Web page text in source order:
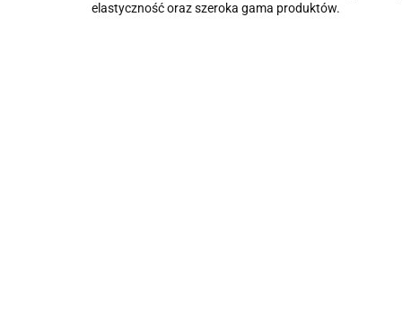
elastyczność oraz szeroka gama produktów.